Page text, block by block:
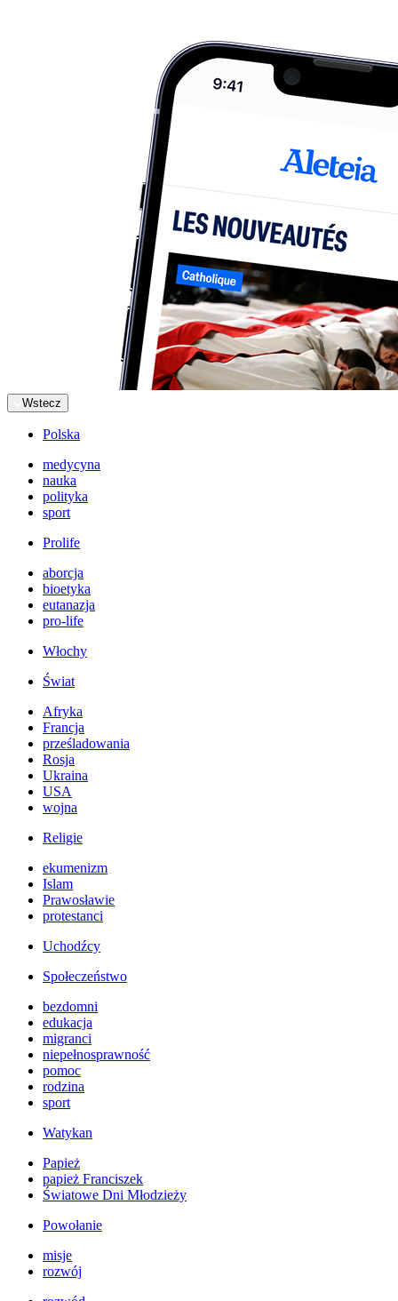
Wstecz
Polska
medycyna
nauka
polityka
sport
Prolife
aborcja
bioetyka
eutanazja
pro-life
Włochy
Świat
Afryka
Francja
prześladowania
Rosja
Ukraina
USA
wojna
Religie
ekumenizm
Islam
Prawosławie
protestanci
Uchodźcy
Społeczeństwo
bezdomni
edukacja
migranci
niepełnosprawność
pomoc
rodzina
sport
Watykan
Papież
papież Franciszek
Światowe Dni Młodzieży
Powołanie
misje
rozwój